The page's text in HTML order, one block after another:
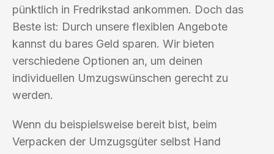
pünktlich in Fredrikstad ankommen. Doch das
Beste ist: Durch unsere flexiblen Angebote
kannst du bares Geld sparen. Wir bieten
verschiedene Optionen an, um deinen
individuellen Umzugswünschen gerecht zu
werden.
Wenn du beispielsweise bereit bist, beim
Verpacken der Umzugsgüter selbst Hand